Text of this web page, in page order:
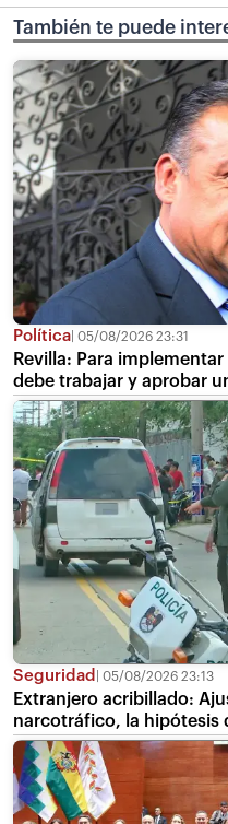
También te puede
Política 05/08/2026 23:31
Revilla: Para
debe trabajar y aprobar
Seguridad 05/08/2026 23:13
Extranjero acribillado:
narcotráfico, la hipótesis